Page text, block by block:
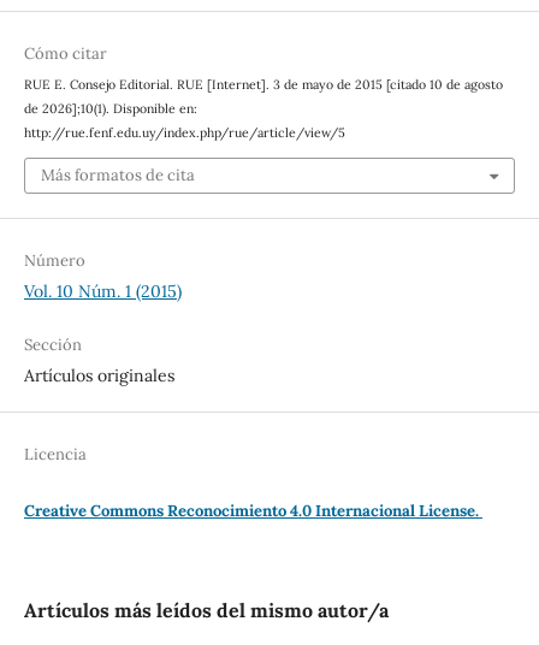
Cómo citar
RUE E. Consejo Editorial. RUE [Internet]. 3 de mayo de 2015 [citado 10 de agosto
de 2026];10(1). Disponible en:
http://rue.fenf.edu.uy/index.php/rue/article/view/5
Más formatos de cita
Número
Vol. 10 Núm. 1 (2015)
Sección
Artículos originales
Licencia
Creative Commons Reconocimiento 4.0 Internacional License.
Artículos más leídos del mismo autor/a